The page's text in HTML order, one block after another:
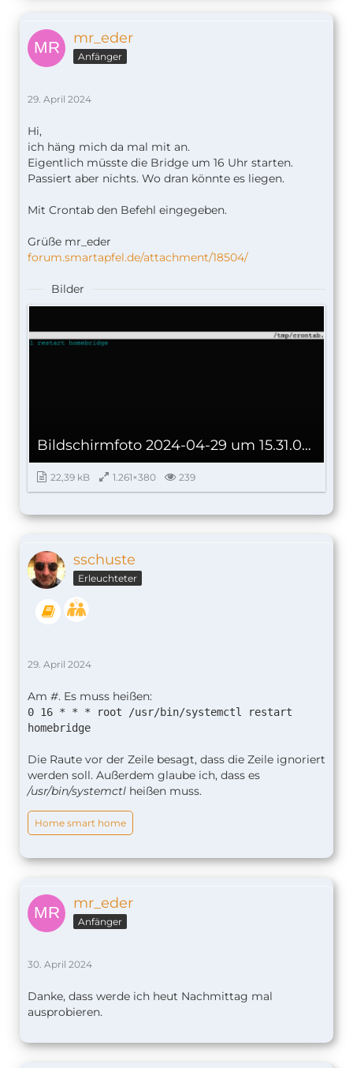
mr_eder
Anfänger
29. April 2024
Hi,
ich häng mich da mal mit an.
Eigentlich müsste die Bridge um 16 Uhr starten.
Passiert aber nichts. Wo dran könnte es liegen.
Mit Crontab den Befehl eingegeben.
Grüße mr_eder
forum.smartapfel.de/attachment/18504/
Bilder
Bildschirmfoto 2024-04-29 um 15.31.02.png
22,39 kB 1.261×380 239
sschuste
Erleuchteter
29. April 2024
Am #. Es muss heißen:
0 16 * * * root /usr/bin/systemctl restart
homebridge
Die Raute vor der Zeile besagt, dass die Zeile ignoriert
werden soll. Außerdem glaube ich, dass es
/usr/bin/systemctl heißen muss.
Home smart home
mr_eder
Anfänger
30. April 2024
Danke, dass werde ich heut Nachmittag mal
ausprobieren.